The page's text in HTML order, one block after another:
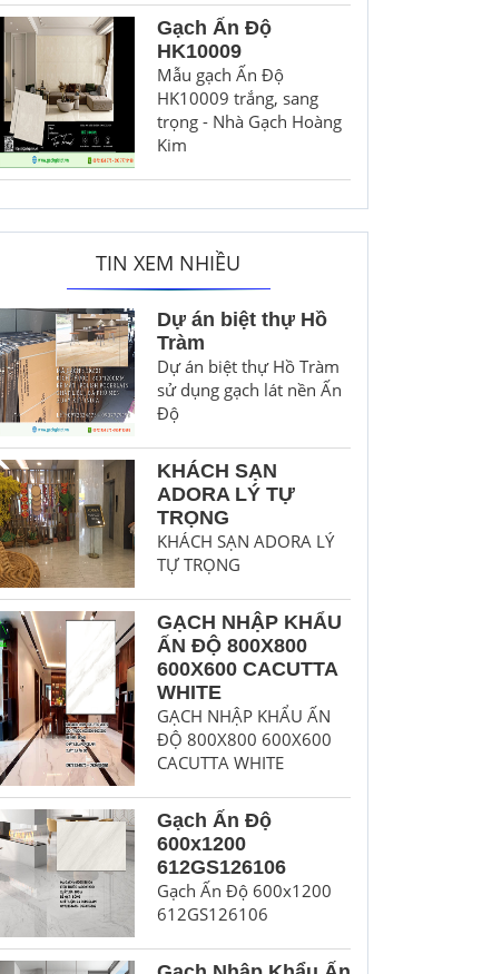
Gạch Ấn Độ
HK10009
Mẫu gạch Ấn Độ
HK10009 trắng, sang
trọng - Nhà Gạch Hoàng
Kim
TIN XEM NHIỀU
Dự án biệt thự Hồ
Tràm
Dự án biệt thự Hồ Tràm
sử dụng gạch lát nền Ấn
Độ
KHÁCH SẠN
ADORA LÝ TỰ
TRỌNG
KHÁCH SẠN ADORA LÝ
TỰ TRỌNG
GẠCH NHẬP KHẨU
ẤN ĐỘ 800X800
600X600 CACUTTA
WHITE
GẠCH NHẬP KHẨU ẤN
ĐỘ 800X800 600X600
CACUTTA WHITE
Gạch Ấn Độ
600x1200
612GS126106
Gạch Ấn Độ 600x1200
612GS126106